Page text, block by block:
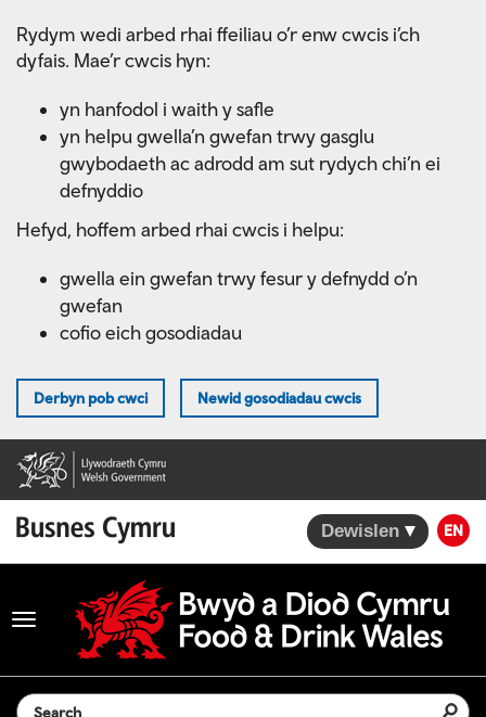
main
Rydym wedi arbed rhai ffeiliau o’r enw cwcis i’ch
dyfais. Mae’r cwcis hyn:
yn hanfodol i waith y safle
yn helpu gwella’n gwefan trwy gasglu
gwybodaeth ac adrodd am sut rydych chi’n ei
defnyddio
Hefyd, hoffem arbed rhai cwcis i helpu:
gwella ein gwefan trwy fesur y defnydd o’n
gwefan
cofio eich gosodiadau
Derbyn pob cwci Newid gosodiadau cwcis
Dewislen EN
Toggle
navigation
Search the website